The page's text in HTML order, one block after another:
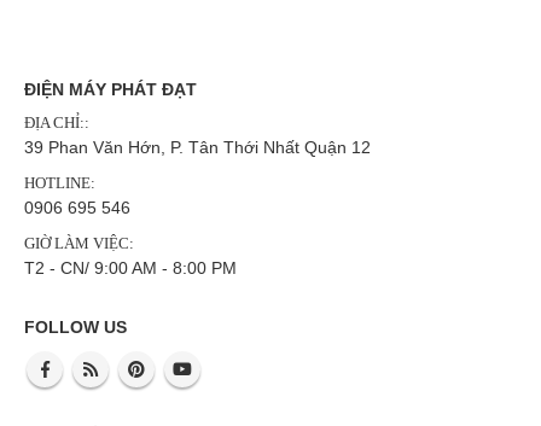
ĐIỆN MÁY PHÁT ĐẠT
ĐỊA CHỈ::
39 Phan Văn Hớn, P. Tân Thới Nhất Quận 12
HOTLINE:
0906 695 546
GIỜ LÀM VIỆC:
T2 - CN/ 9:00 AM - 8:00 PM
FOLLOW US